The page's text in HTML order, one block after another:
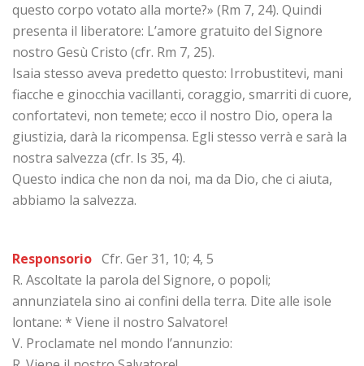
questo corpo votato alla morte?» (Rm 7, 24). Quindi
presenta il liberatore: L’amore gratuito del Signore
nostro Gesù Cristo (cfr. Rm 7, 25).
Isaia stesso aveva predetto questo: Irrobustitevi, mani
fiacche e ginocchia vacillanti, coraggio, smarriti di cuore,
confortatevi, non temete; ecco il nostro Dio, opera la
giustizia, darà la ricompensa. Egli stesso verrà e sarà la
nostra salvezza (cfr. Is 35, 4).
Questo indica che non da noi, ma da Dio, che ci aiuta,
abbiamo la salvezza.
Responsorio Cfr. Ger 31, 10; 4, 5
R. Ascoltate la parola del Signore, o popoli;
annunziatela sino ai confini della terra. Dite alle isole
lontane: * Viene il nostro Salvatore!
V. Proclamate nel mondo l’annunzio: